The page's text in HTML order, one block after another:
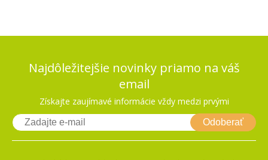
Najdôležitejšie novinky priamo na váš
email
Získajte zaujímavé informácie vždy medzi prvými
Odoberať